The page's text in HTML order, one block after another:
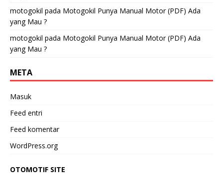
motogokil pada Motogokil Punya Manual Motor (PDF) Ada
yang Mau ?
motogokil pada Motogokil Punya Manual Motor (PDF) Ada
yang Mau ?
META
Masuk
Feed entri
Feed komentar
WordPress.org
OTOMOTIF SITE